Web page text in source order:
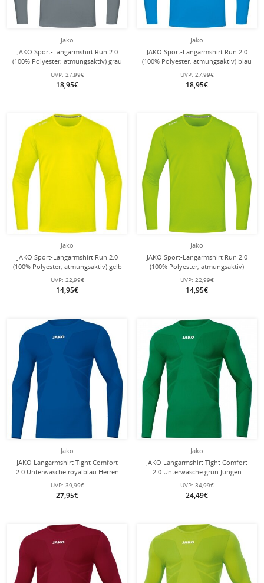
Jako
JAKO Sport-Langarmshirt Run 2.0
(100% Polyester, atmungsaktiv) grau
Herren
UVP: 27,99€
18,95€
Jako
JAKO Sport-Langarmshirt Run 2.0
(100% Polyester, atmungsaktiv) blau
Herren
UVP: 27,99€
18,95€
Jako
JAKO Sport-Langarmshirt Run 2.0
(100% Polyester, atmungsaktiv) gelb
Jungen
UVP: 22,99€
14,95€
Jako
JAKO Sport-Langarmshirt Run 2.0
(100% Polyester, atmungsaktiv)
neongrün Jungen
UVP: 22,99€
14,95€
Jako
JAKO Langarmshirt Tight Comfort
2.0 Unterwäsche royalblau Herren
UVP: 39,99€
27,95€
Jako
JAKO Langarmshirt Tight Comfort
2.0 Unterwäsche grün Jungen
UVP: 34,99€
24,49€